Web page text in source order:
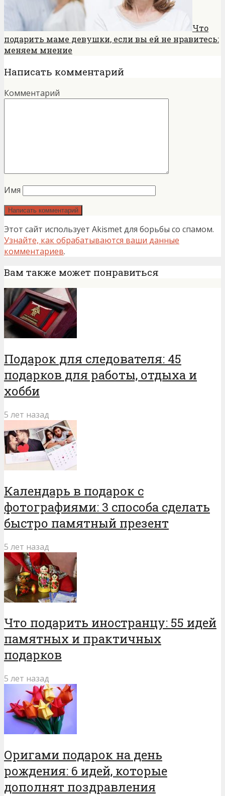
Что
подарить маме девушки, если вы ей не нравитесь:
меняем мнение
Написать комментарий
Комментарий
Имя
Этот сайт использует Akismet для борьбы со спамом.
Узнайте, как обрабатываются ваши данные
комментариев.
Вам также может понравиться
Подарок для следователя: 45
подарков для работы, отдыха и
хобби
5 лет назад
Календарь в подарок с
фотографиями: 3 способа сделать
быстро памятный презент
5 лет назад
Что подарить иностранцу: 55 идей
памятных и практичных
подарков
5 лет назад
Оригами подарок на день
рождения: 6 идей, которые
дополнят поздравления